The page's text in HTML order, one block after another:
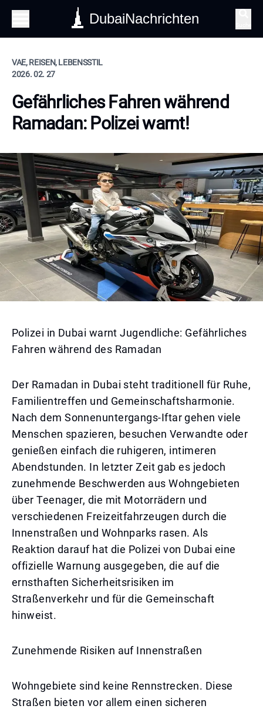
DubaiNachrichten
VAE, REISEN, LEBENSSTIL
2026. 02. 27
Gefährliches Fahren während
Ramadan: Polizei warnt!
Polizei in Dubai warnt Jugendliche: Gefährliches
Fahren während des Ramadan
Der Ramadan in Dubai steht traditionell für Ruhe,
Familientreffen und Gemeinschaftsharmonie.
Nach dem Sonnenuntergangs-Iftar gehen viele
Menschen spazieren, besuchen Verwandte oder
genießen einfach die ruhigeren, intimeren
Abendstunden. In letzter Zeit gab es jedoch
zunehmende Beschwerden aus Wohngebieten
über Teenager, die mit Motorrädern und
verschiedenen Freizeitfahrzeugen durch die
Innenstraßen und Wohnparks rasen. Als
Reaktion darauf hat die Polizei von Dubai eine
offizielle Warnung ausgegeben, die auf die
ernsthaften Sicherheitsrisiken im
Straßenverkehr und für die Gemeinschaft
hinweist.
Zunehmende Risiken auf Innenstraßen
Wohngebiete sind keine Rennstrecken. Diese
Straßen bieten vor allem einen sicheren